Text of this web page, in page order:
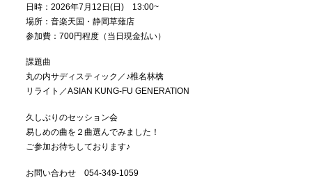
日時：2026年7月12日(日) 13:00~
場所：音楽天国・静岡草薙店
参加費：700円程度（当日現金払い）
課題曲
丸の内サディスティック／♪椎名林檎
リライト／ASIAN KUNG-FU GENERATION
久しぶりのセッション会
易しめの曲を２曲選んでみました！
ご参加お待ちしております♪
お問い合わせ 054-349-1059